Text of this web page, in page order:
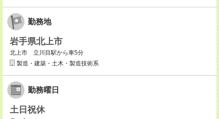
勤務地
岩手県北上市
北上市 立川目駅から車5分
製造・建築・土木・製造技術系
勤務曜日
土日祝休